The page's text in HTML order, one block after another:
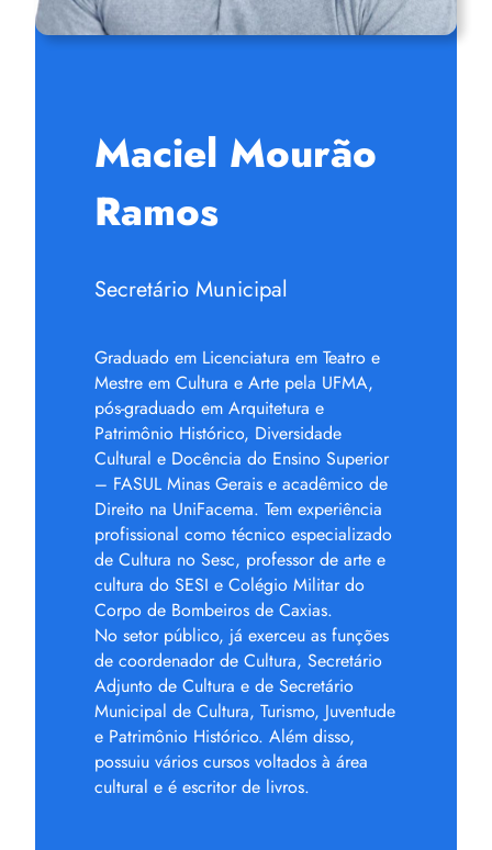
Maciel Mourão
Ramos
Secretário Municipal
Graduado em Licenciatura em Teatro e
Mestre em Cultura e Arte pela UFMA,
pós-graduado em Arquitetura e
Patrimônio Histórico, Diversidade
Cultural e Docência do Ensino Superior
– FASUL Minas Gerais e acadêmico de
Direito na UniFacema. Tem experiência
profissional como técnico especializado
de Cultura no Sesc, professor de arte e
cultura do SESI e Colégio Militar do
Corpo de Bombeiros de Caxias.
No setor público, já exerceu as funções
de coordenador de Cultura, Secretário
Adjunto de Cultura e de Secretário
Municipal de Cultura, Turismo, Juventude
e Patrimônio Histórico. Além disso,
possuiu vários cursos voltados à área
cultural e é escritor de livros.